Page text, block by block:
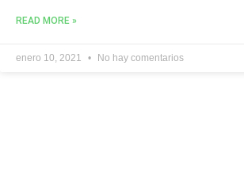
READ MORE »
enero 10, 2021 No hay comentarios